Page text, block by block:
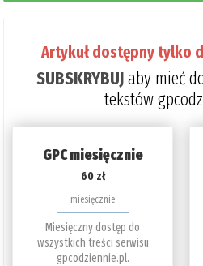
Artykuł dostępny tylko
SUBSKRYBUJaby mieć
tekstów
GPC miesięcznie
60 zł
miesięcznie
Miesięczny dostęp do
wszystkich treści serwisu
gpcodziennie.pl.